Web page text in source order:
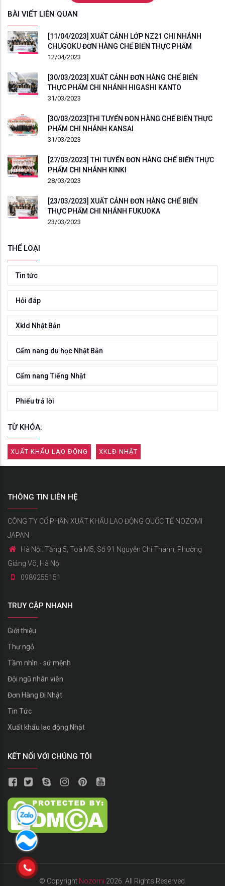
BÀI VIẾT LIÊN QUAN
[11/04/2023] XUẤT CẢNH LỚP NZ21 CHI NHÁNH
CHUGOKU ĐƠN HÀNG CHẾ BIẾN THỰC PHẨM
12/04/2023
[30/03/2023] XUẤT CẢNH ĐƠN HÀNG CHẾ BIẾN
THỰC PHẨM CHI NHÁNH HIGASHI KANTO
31/03/2023
[30/03/2023]THI TUYỂN ĐON HÀNG CHẾ BIẾN THỰC
PHẨM CHI NHÁNH KANSAI
31/03/2023
[27/03/2023] THI TUYỂN ĐƠN HÀNG CHẾ BIẾN THỰC
PHẨM CHI NHÁNH KINKI
28/03/2023
[23/03/2023] XUẤT CẢNH ĐƠN HÀNG CHẾ BIẾN
THỰC PHẨM CHI NHÁNH FUKUOKA
23/03/2023
THỂ LOẠI
Tin tức
Hỏi đáp
Xkld Nhật Bản
Cẩm nang du học Nhật Bản
Cẩm nang Tiếng Nhật
Phiếu trả lời
TỪ KHÓA:
XUẤT KHẨU LAO ĐỘNG XKLĐ NHẬT
THÔNG TIN LIÊN HỆ
CÔNG TY CỔ PHẦN XUẤT KHẨU LAO ĐỘNG QUỐC TẾ NOZOMI
JAPAN
Hà Nội: Tầng 5, Toà M5, Số 91 Nguyễn Chí Thanh, Phường
Giảng Võ, Hà Nội
0989255151
TRUY CẬP NHANH
Giới thiệu
Thư ngỏ
Tầm nhìn - sứ mệnh
Đội ngũ nhân viên
Đơn Hàng Đi Nhật
Tin Tức
Xuất khẩu lao động Nhật
KẾT NỐI VỚI CHÚNG TÔI
© Copyright Nozomi 2026. All Rights Reserved.